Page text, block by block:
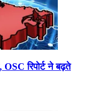
रिपोर्ट ने बढ़ते